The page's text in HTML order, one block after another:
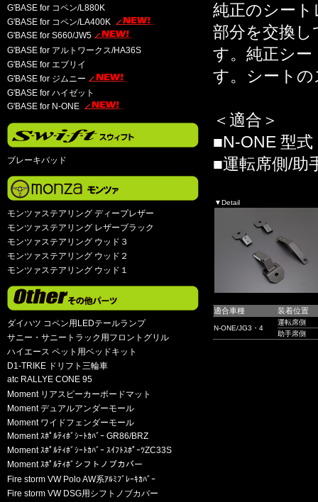
G'BASE for コペン/L880K
G'BASE for コペン/LA400K
G'BASE for S660/JW5
G'BASE for アルトワークス/HA36S
G'BASE for エブリイ
G'BASE for ジムニー
G'BASE for ハイゼット
G'BASE for N-ONE
ブレーキパッド
モンツァステアリング ディープレザー
モンツァステアリング レザーブラック
モンツァステアリング ウッド３
モンツァステアリング ウッド２
モンツァステアリング ウッド１
ダイハツ コペン用LEDテールランプ
サニー・サニートラック用フロントグリル
ハイエース ペット用ベッドキット
D1-TRIKE ドリフト三輪車
atc RALLYE CONE 95
Moment リアスピーカーボードマット
Moment デュアルアンダーモール
Moment ワイドフェンダーモール
Moment ｽﾎﾟﾙﾃｨﾎﾞｼｰﾄｶﾊﾞｰ GR86/BRZ
Moment ｽﾎﾟﾙﾃｨﾎﾞｼｰﾄｶﾊﾞｰ ｽｲﾌﾄｽﾎﾟｰﾂZC33S
Moment ｽﾎﾟﾙﾃｨﾎﾞシフトノブカバー
Fire storm VW Polo AW系ｱﾙﾐﾌﾞﾚｰｷｶﾊﾞｰ
Fire storm VW DSG用シフトノブカバー
純正のシー
部分を交換
す。純正シ
す。シート
＜適合＞
■N-ONE 型
■運転席側/助
▼Detail
適合車種 装着位置
N-ONE/JG3・4
運転席側
助手席側